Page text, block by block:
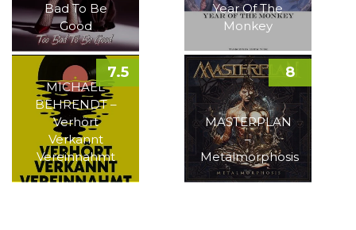
Bad To Be
Good
Year Of The
Monkey
MICHAEL
BEHRENDT –
Verhört
Verkannt
Vereinnahmt
7.5
MASTERPLAN
–
Metalmorphosis
8